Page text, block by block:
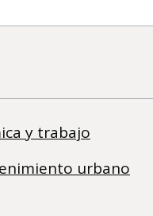
y trabajo
urbano